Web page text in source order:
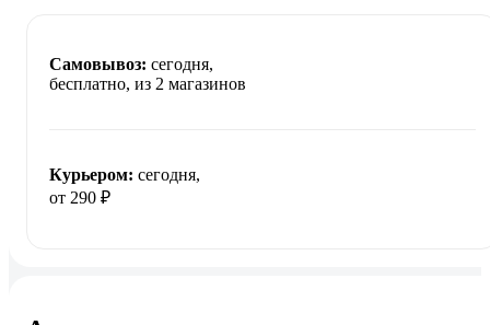
Самовывоз: сегодня,
бесплатно, из 2 магазинов
Курьером: сегодня,
от 290 ₽